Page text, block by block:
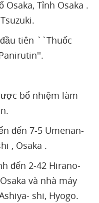
Osaka, Tỉnh Osaka .
tiên ``Thuốc
bổ nhiệm làm
đến 7-5 Umenan-
, Osaka .
đến 2-42 Hirano-
và nhà máy
shi, Hyogo.